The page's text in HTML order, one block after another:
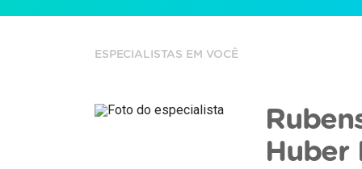
ESPECIALISTAS EM VOCÊ
Huber